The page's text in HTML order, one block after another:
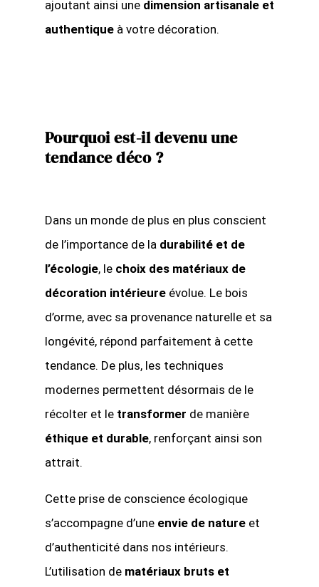
ajoutant ainsi une dimension artisanale et
authentiqueà votre décoration.
Pourquoi est-il devenu une
tendance déco ?
Dans un monde de plus en plus conscient
de l’importance de la durabilité et de
l’écologie, le choix des matériaux de
décoration intérieureévolue. Le bois
d’orme, avec sa provenance naturelle et sa
longévité, répond parfaitement à cette
tendance. De plus, les techniques
modernes permettent désormais de le
récolter et le transformer de manière
éthique et durable, renforçant ainsi son
attrait.
Cette prise de conscience écologique
s’accompagne d’uneenvie de natureet
d’authenticité dans nos intérieurs.
L’utilisation de matériaux bruts et